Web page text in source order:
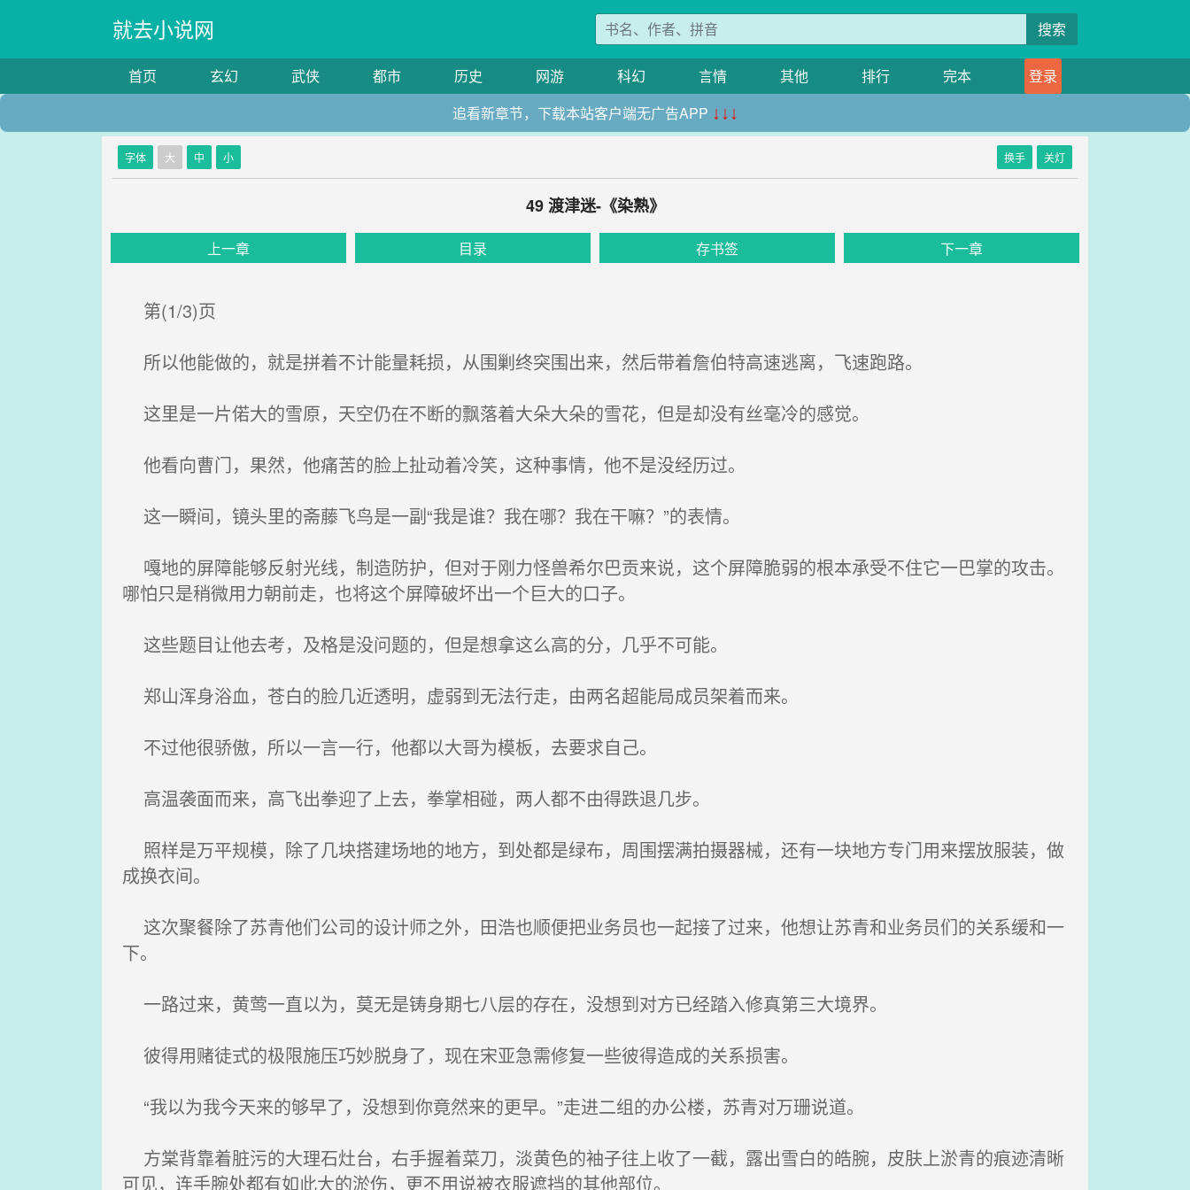
就去小说网 搜索
首页 玄幻 武侠 都市 历史 网游 科幻 言情 其他 排行 完本
登录
追看新章节，下载本站客户端无广告APP ↓↓↓
字体 大 中 小 换手 关灯
49 渡津迷-《染熟》
上一章 目录 存书签 下一章
第(1/3)页
所以他能做的，就是拼着不计能量耗损，从围剿终突围出来，然后带着詹伯特高速逃离，飞速跑路。
这里是一片偌大的雪原，天空仍在不断的飘落着大朵大朵的雪花，但是却没有丝毫冷的感觉。
他看向曹门，果然，他痛苦的脸上扯动着冷笑，这种事情，他不是没经历过。
这一瞬间，镜头里的斋藤飞鸟是一副“我是谁？我在哪？我在干嘛？”的表情。
嘎地的屏障能够反射光线，制造防护，但对于刚力怪兽希尔巴贡来说，这个屏障脆弱的根本承受不住它一巴掌的攻击。
哪怕只是稍微用力朝前走，也将这个屏障破坏出一个巨大的口子。
这些题目让他去考，及格是没问题的，但是想拿这么高的分，几乎不可能。
郑山浑身浴血，苍白的脸几近透明，虚弱到无法行走，由两名超能局成员架着而来。
不过他很骄傲，所以一言一行，他都以大哥为模板，去要求自己。
高温袭面而来，高飞出拳迎了上去，拳掌相碰，两人都不由得跌退几步。
照样是万平规模，除了几块搭建场地的地方，到处都是绿布，周围摆满拍摄器械，还有一块地方专门用来摆放服装，做
成换衣间。
这次聚餐除了苏青他们公司的设计师之外，田浩也顺便把业务员也一起接了过来，他想让苏青和业务员们的关系缓和一
下。
一路过来，黄莺一直以为，莫无是铸身期七八层的存在，没想到对方已经踏入修真第三大境界。
彼得用赌徒式的极限施压巧妙脱身了，现在宋亚急需修复一些彼得造成的关系损害。
“我以为我今天来的够早了，没想到你竟然来的更早。”走进二组的办公楼，苏青对万珊说道。
方棠背靠着脏污的大理石灶台，右手握着菜刀，淡黄色的袖子往上收了一截，露出雪白的皓腕，皮肤上淤青的痕迹清晰
可见，连手腕处都有如此大的淤伤，更不用说被衣服遮挡的其他部位。